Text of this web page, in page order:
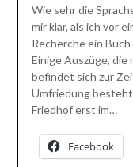
Wie sehr die
mir klar, als ich vor
Recherche ein
Einige Auszüge, die
befindet sich zur
Umfriedung
Friedhof erst im…
Facebook